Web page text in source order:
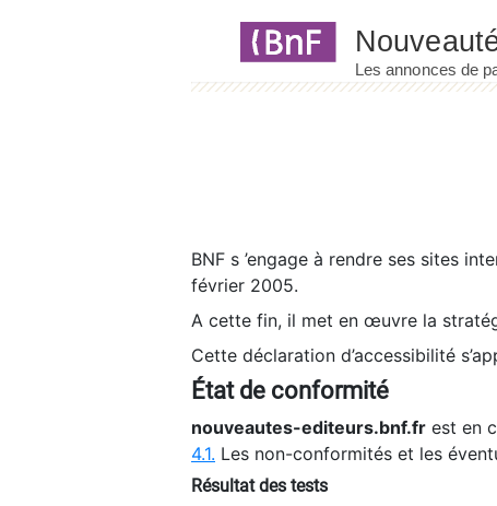
BNF s ’engage à rendre ses sites
février 2005.
A cette fin, il met en œuvre la
Cette déclaration d’accessibilité
État de conformité
nouveautes-editeurs.bnf.fr est en
4.1. Les non-conformités et les
Résultat des tests